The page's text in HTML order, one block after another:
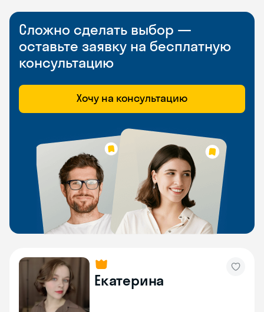
Сложно сделать выбор —
оставьте заявку на бесплатную
консультацию
Хочу на консультацию
Екатерина